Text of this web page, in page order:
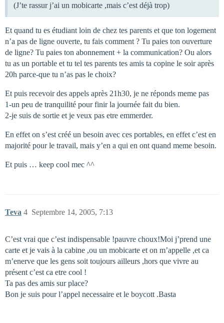
(J’te rassur j’ai un mobicarte ,mais c’est déjà trop)
Et quand tu es étudiant loin de chez tes parents et que ton logement
n’a pas de ligne ouverte, tu fais comment ? Tu paies ton ouverture
de ligne? Tu paies ton abonnement + la communication? Ou alors
tu as un portable et tu tel tes parents tes amis ta copine le soir après
20h parce-que tu n’as pas le choix?
Et puis recevoir des appels après 21h30, je ne réponds meme pas
1-un peu de tranquilité pour finir la journée fait du bien.
2-je suis de sortie et je veux pas etre emmerder.
En effet on s’est créé un besoin avec ces portables, en effet c’est en
majorité pour le travail, mais y’en a qui en ont quand meme besoin.
Et puis … keep cool mec ^^
Teva Septembre 14, 2005, 7:13
4
C’est vrai que c’est indispensable !pauvre choux!Moi j’prend une
carte et je vais à la cabine ,ou un mobicarte et on m’appelle ,et ca
m’enerve que les gens soit toujours ailleurs ,hors que vivre au
présent c’est ca etre cool !
Ta pas des amis sur place?
Bon je suis pour l’appel necessaire et le boycott .Basta